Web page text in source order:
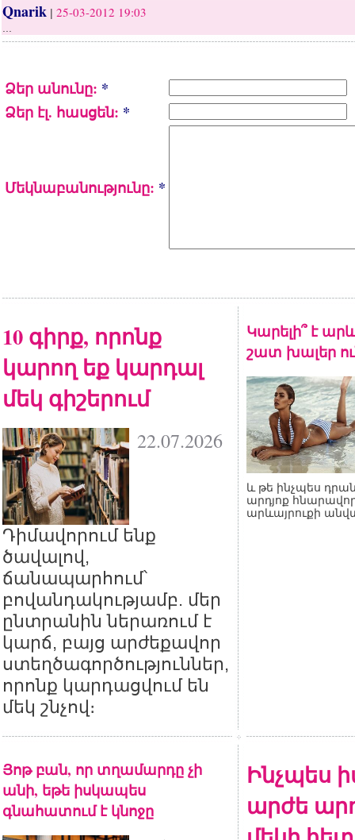
Qnarik | 25-03-2012 19:03
Ձեր անունը: *
Ձեր էլ. հասցեն: *
Մեկնաբանությունը: *
10 գիրք, որոնք
կարող եք կարդալ
մեկ գիշերում
22.07.2026
Դիմավորում ենք
ծավալով,
ճանապարհում՝
բովանդակությամբ. մեր
ընտրանին ներառում է
կարճ, բայց արժեքավոր
ստեղծագործություններ,
որոնք կարդացվում են
մեկ շնչով։
Կարելի՞ է
շատ խալեր
և թե ինչպես
արդյոք
արևայրուքի
Յոթ բան, որ տղամարդը չի
անի, եթե իսկապես
գնահատում է կնոջը
Ինչպես
արժե